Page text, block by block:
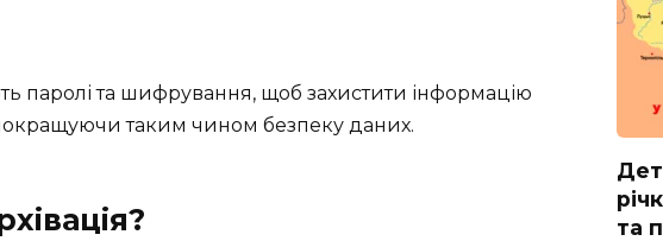
паролі та шифрування, щоб захистити інформацію
таким чином безпеку даних.
та